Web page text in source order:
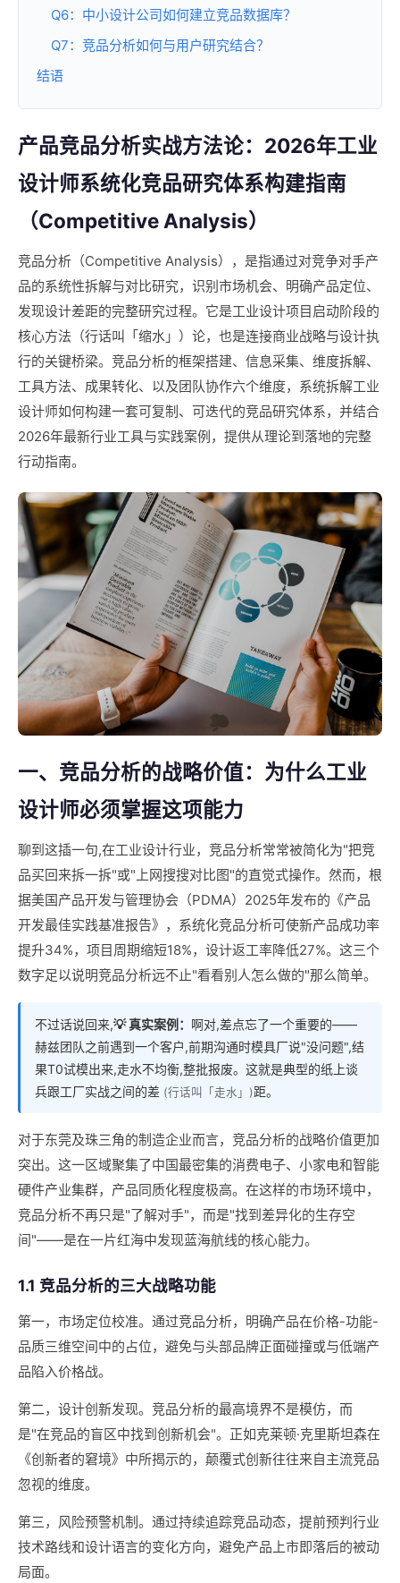
Q6：中小设计公司如何建立竞品数据库？
Q7：竞品分析如何与用户研究结合？
结语
产品竞品分析实战方法论：2026年工业
设计师系统化竞品研究体系构建指南
（Competitive Analysis）
竞品分析（Competitive Analysis），是指通过对竞争对手产
品的系统性拆解与对比研究，识别市场机会、明确产品定位、
发现设计差距的完整研究过程。它是工业设计项目启动阶段的
核心方法（行话叫「缩水」）论，也是连接商业战略与设计执
行的关键桥梁。竞品分析的框架搭建、信息采集、维度拆解、
工具方法、成果转化、以及团队协作六个维度，系统拆解工业
设计师如何构建一套可复制、可迭代的竞品研究体系，并结合
2026年最新行业工具与实践案例，提供从理论到落地的完整
行动指南。
一、竞品分析的战略价值：为什么工业
设计师必须掌握这项能力
聊到这插一句,在工业设计行业，竞品分析常常被简化为"把竞
品买回来拆一拆"或"上网搜搜对比图"的直觉式操作。然而，根
据美国产品开发与管理协会（PDMA）2025年发布的《产品
开发最佳实践基准报告》，系统化竞品分析可使新产品成功率
提升34%，项目周期缩短18%，设计返工率降低27%。这三个
数字足以说明竞品分析远不止"看看别人怎么做的"那么简单。
不过话说回来,💡 真实案例： 啊对,差点忘了一个重要的——
赫兹团队之前遇到一个客户,前期沟通时模具厂说"没问题",结
果T0试模出来,走水不均衡,整批报废。这就是典型的纸上谈
兵跟工厂实战之间的差 (行话叫「走水」)距。
对于东莞及珠三角的制造企业而言，竞品分析的战略价值更加
突出。这一区域聚集了中国最密集的消费电子、小家电和智能
硬件产业集群，产品同质化程度极高。在这样的市场环境中，
竞品分析不再只是"了解对手"，而是"找到差异化的生存空
间"——是在一片红海中发现蓝海航线的核心能力。
1.1 竞品分析的三大战略功能
第一，市场定位校准。通过竞品分析，明确产品在价格-功能-
品质三维空间中的占位，避免与头部品牌正面碰撞或与低端产
品陷入价格战。
第二，设计创新发现。竞品分析的最高境界不是模仿，而
是"在竞品的盲区中找到创新机会"。正如克莱顿·克里斯坦森在
《创新者的窘境》中所揭示的，颠覆式创新往往来自主流竞品
忽视的维度。
第三，风险预警机制。通过持续追踪竞品动态，提前预判行业
技术路线和设计语言的变化方向，避免产品上市即落后的被动
局面。